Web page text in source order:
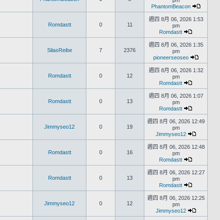
PhantomBeacon
Romdastt 0 11
週四 8月 06, 2026 1:53
pm
Romdastt
SilasReibe 7 2376
週四 8月 06, 2026 1:35
pm
pioneerseoseo
Romdastt 0 12
週四 8月 06, 2026 1:32
pm
Romdastt
Romdastt 0 13
週四 8月 06, 2026 1:07
pm
Romdastt
Jimmyseo12 0 19
週四 8月 06, 2026 12:49
pm
Jimmyseo12
Romdastt 0 16
週四 8月 06, 2026 12:48
pm
Romdastt
Romdastt 0 13
週四 8月 06, 2026 12:27
pm
Romdastt
Jimmyseo12 0 12
週四 8月 06, 2026 12:25
pm
Jimmyseo12